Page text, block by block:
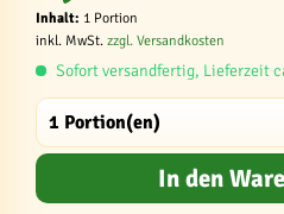
Inhalt: 1 Portion
inkl. MwSt. zzgl. Versandkosten
Sofort versandfertig, Lieferzeit
In den